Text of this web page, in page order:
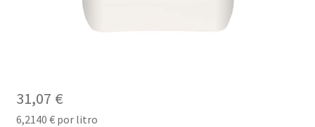
31,07 €
6,2140 €por litro